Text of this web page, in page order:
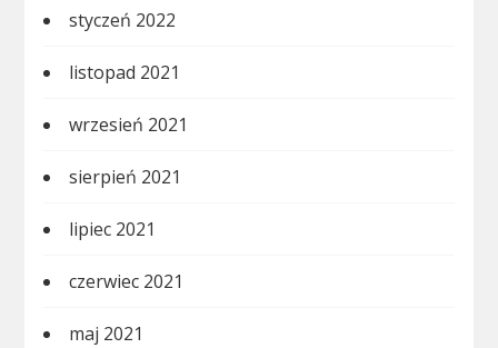
styczeń 2022
listopad 2021
wrzesień 2021
sierpień 2021
lipiec 2021
czerwiec 2021
maj 2021